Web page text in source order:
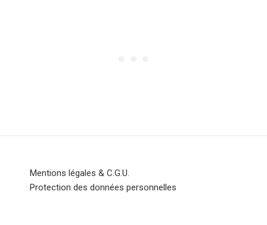
Mentions légales & C.G.U.
Protection des données personnelles